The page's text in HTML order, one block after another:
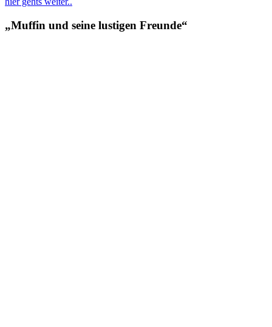
„Muffin und seine lustigen Freunde“